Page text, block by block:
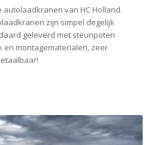
van HC Holland.
zijn simpel degelijk
geleverd met steunpoten
en montagematerialen, zeer